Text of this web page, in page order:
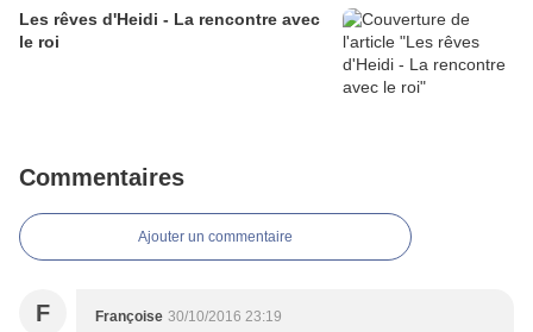
Les rêves d'Heidi - La rencontre avec
le roi
Commentaires
Ajouter un commentaire
F Françoise 30/10/2016 23:19